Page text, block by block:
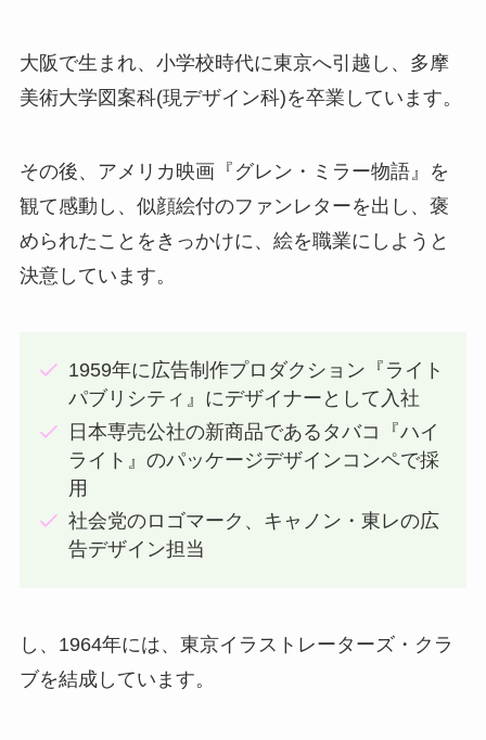
大阪で生まれ、小学校時代に東京へ引越し、多摩
美術大学図案科(現デザイン科)を卒業しています。
その後、アメリカ映画『グレン・ミラー物語』を
観て感動し、似顔絵付のファンレターを出し、褒
められたことをきっかけに、絵を職業にしようと
決意しています。
1959年に広告制作プロダクション『ライト
パブリシティ』にデザイナーとして入社
日本専売公社の新商品であるタバコ『ハイ
ライト』のパッケージデザインコンペで採
用
社会党のロゴマーク、キャノン・東レの広
告デザイン担当
し、1964年には、東京イラストレーターズ・クラ
ブを結成しています。